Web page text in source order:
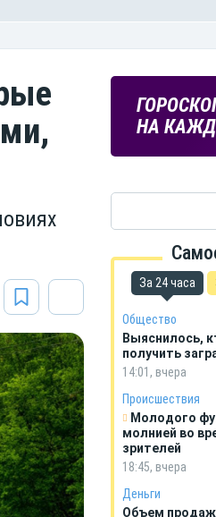
ПОГОДА
В КУРСКЕ
НА
За 24 часа
Общество
Выяснилось,
получить
14:01, вчера
Происшествия
Молодого
молнией во
зрителей
18:45, вчера
Деньги
Объем